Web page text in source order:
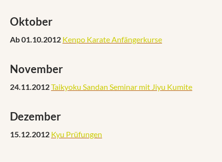
Oktober
Ab 01.10.2012 Kenpo Karate Anfängerkurse
November
24.11.2012Taikyoku Sandan Seminar mit Jiyu Kumite
Dezember
15.12.2012 Kyu Prüfungen